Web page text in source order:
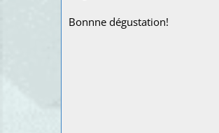
Bonnne dégustation!